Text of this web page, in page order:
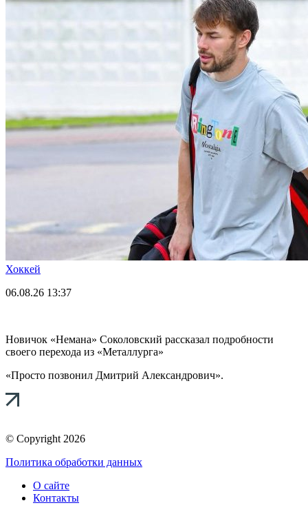
Хоккей
06.08.26 13:37
Новичок «Немана» Соколовский рассказал подробности
своего перехода из «Металлурга»
«Просто позвонил Дмитрий Александрович».
© Copyright 2026
Политика обработки данных
О сайте
Контакты